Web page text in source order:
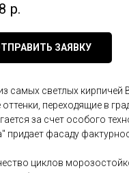
р.
ЗАЯВКУ
самых светлых кирпичей
оттенки, переходящие в
за счет особого
придает фасаду
циклов